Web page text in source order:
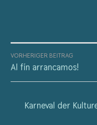
VORHERIGER BEITRAG
Al fín arrancamos!
Karneval der